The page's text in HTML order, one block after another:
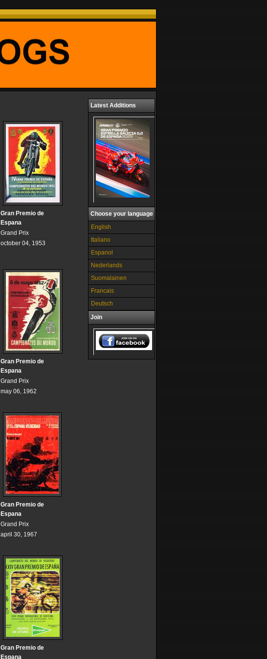
Gran Premio de
Espana
Grand Prix
october 04, 1953
Gran Premio de
Espana
Grand Prix
may 06, 1962
Gran Premio de
Espana
Grand Prix
april 30, 1967
Gran Premio de
Espana
Latest Additions
Choose your language
English
Italiano
Espanol
Nederlands
Suomalainen
Francais
Deutsch
Join